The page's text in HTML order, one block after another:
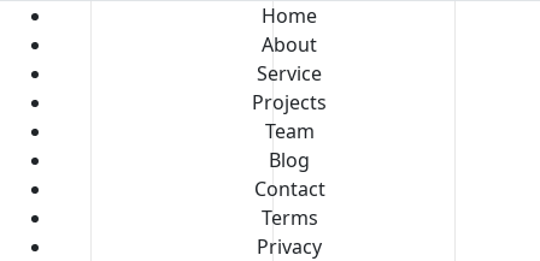
Home
About
Service
Projects
Team
Blog
Contact
Terms
Privacy